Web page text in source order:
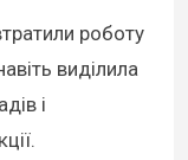
роботу
виділила
і